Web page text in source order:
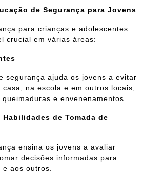
de Segurança para Jovens
para crianças e adolescentes
crucial em várias áreas:
segurança ajuda os jovens a evitar
na escola e em outros locais,
e envenenamentos.
de Tomada de
ensina os jovens a avaliar
decisões informadas para
aos outros.